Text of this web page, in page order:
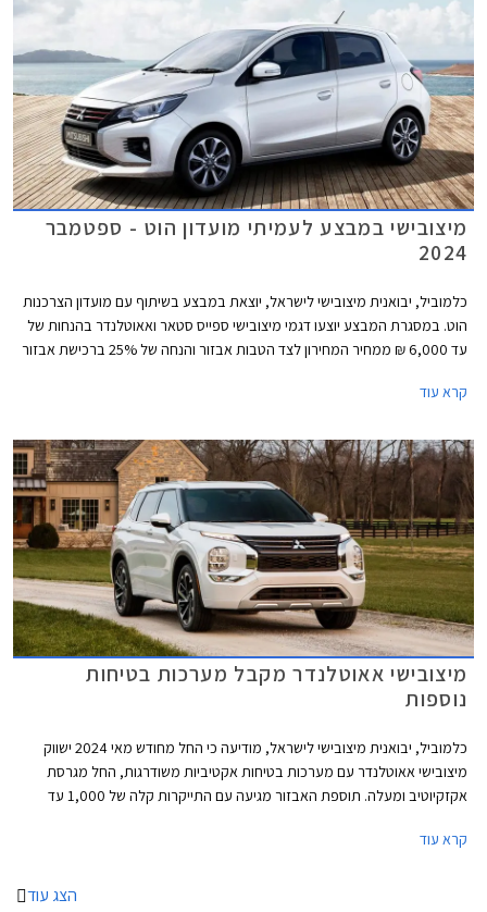
מיצובישי במבצע לעמיתי מועדון הוט - ספטמבר
2024
כלמוביל, יבואנית מיצובישי לישראל, יוצאת במבצע בשיתוף עם מועדון הצרכנות
הוט. במסגרת המבצע יוצעו דגמי מיצובישי ספייס סטאר ואאוטלנדר בהנחות של
עד 6,000 ₪ ממחיר המחירון לצד הטבות אבזור והנחה של 25% ברכישת אבזור
מיצובישי במהלך חודש ספטמבר 2024.
קרא עוד
מיצובישי אאוטלנדר מקבל מערכות בטיחות
נוספות
כלמוביל, יבואנית מיצובישי לישראל, מודיעה כי החל מחודש מאי 2024 ישווק
מיצובישי אאוטלנדר עם מערכות בטיחות אקטיביות משודרגות, החל מגרסת
אקזקיוטיב ומעלה. תוספת האבזור מגיעה עם התייקרות קלה של 1,000 עד
מתחילת השנה. כמו כן שופר ציון הבטיחות לפי משרד התחבורה, מציון 5 לציון 6.
קרא עוד
הצג עוד